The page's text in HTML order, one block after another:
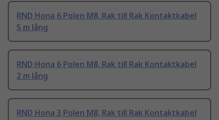
RND Hona 6 Polen M8, Rak till Rak Kontaktkabel
5 m lång
RND Hona 6 Polen M8, Rak till Rak Kontaktkabel
2 m lång
RND Hona 3 Polen M8, Rak till Rak Kontaktkabel